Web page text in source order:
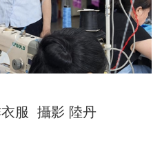
服 攝影 陸丹